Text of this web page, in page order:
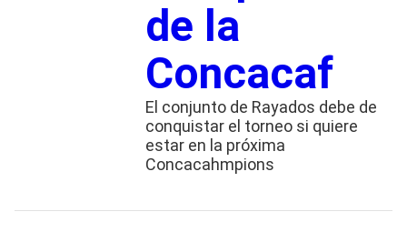
de la
Concacaf
El conjunto de Rayados debe de
conquistar el torneo si quiere
estar en la próxima
Concacahmpions